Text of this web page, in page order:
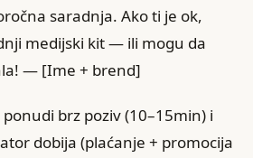
saradnja. Ako ti je ok,
medijski kit — ili mogu da
— [Ime + brend]
brz poziv (10–15min) i
dobija (plaćanje + promocija